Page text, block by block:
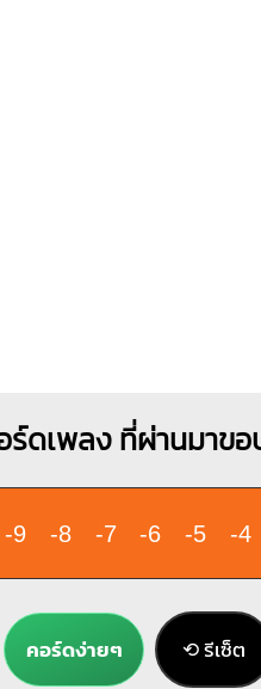
ดเพลง ที่ผ่านมาขอ
-9 -8 -7 -6 -5 -4
คอร์ดง่ายๆ ⟲ รีเซ็ต